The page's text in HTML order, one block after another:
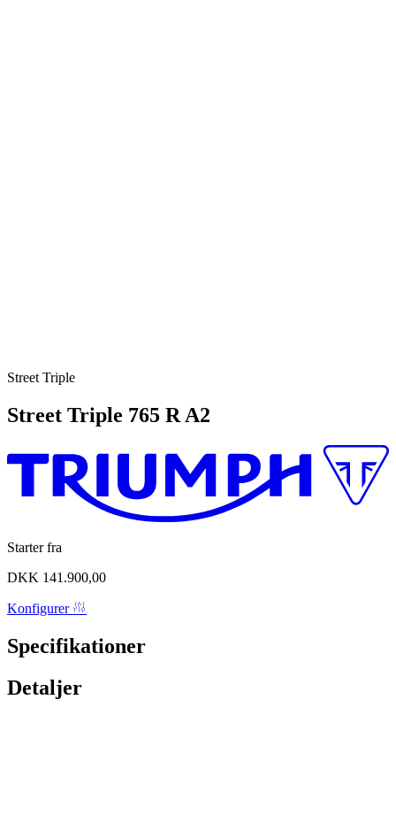
Street Triple
Street Triple 765 R A2
Starter fra
DKK 141.900,00
Konfigurer
Specifikationer
Detaljer